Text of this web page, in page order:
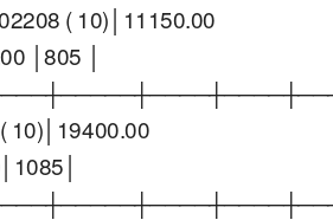
( 10)│11150.00
│805 │
10)│19400.00